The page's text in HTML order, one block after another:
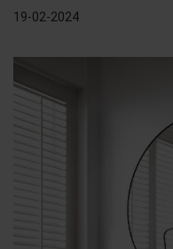
19-02-2024